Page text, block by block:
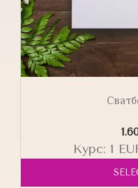
Курс: 1